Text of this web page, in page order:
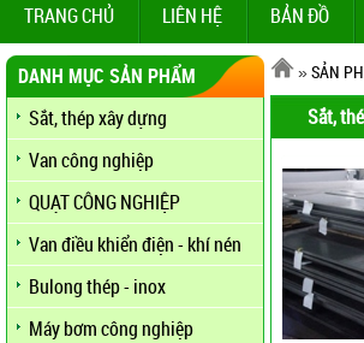
TRANG CHỦ LIÊN HỆ BẢN ĐỒ
DANH MỤC SẢN PHẨM
Sắt, thép xây dựng
Van công nghiệp
QUẠT CÔNG NGHIỆP
Van điều khiển điện - khí nén
Bulong thép - inox
Máy bơm công nghiệp
»SẢN
Sắt,